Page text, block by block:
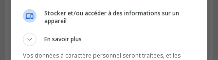
LA PRAIRIE
Stocker et/ou accéder à des informations sur un
appareil
En savoir plus
Vos données à caractère personnel seront traitées, et les